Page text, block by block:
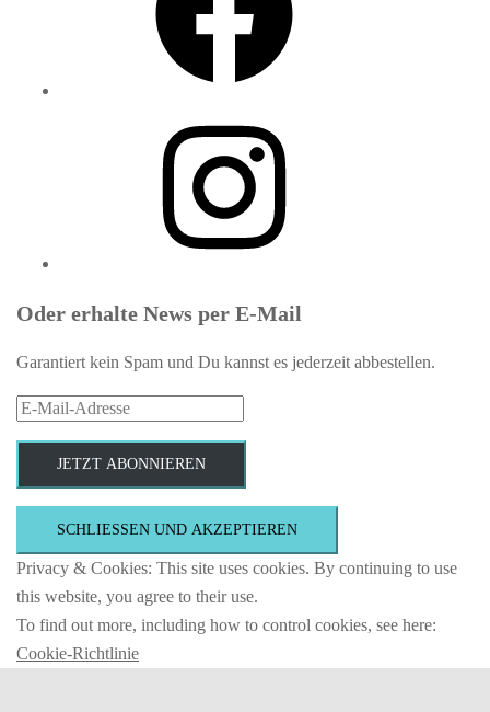
Oder erhalte News per E-Mail
Garantiert kein Spam und Du kannst es jederzeit abbestellen.
E-
AdresseJETZT ABONNIEREN
Privacy & Cookies: This site uses cookies. By continuing to use
this website, you agree to their use.
To find out more, including how to control cookies, see here:
Cookie-Richtlinie